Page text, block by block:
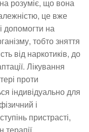
розуміє, що вона
це вже
допомогти на
тобто зняття
від наркотиків, до
Лікування
проти
індивідуально для
і
пристрасті,